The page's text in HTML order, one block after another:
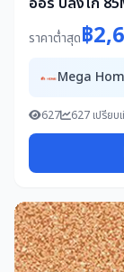
ราคาต่ำสุด฿
Mega
627 627 เปรียบ